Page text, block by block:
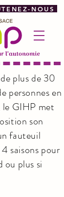
NOUS
plus de 30
personnes en
GIHP met
son
fauteuil
saisons pour
ou plus si